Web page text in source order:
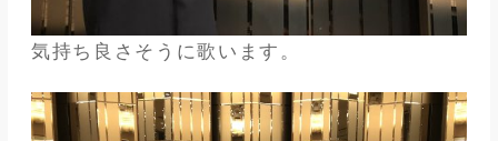
気持ち良さそうに歌います。